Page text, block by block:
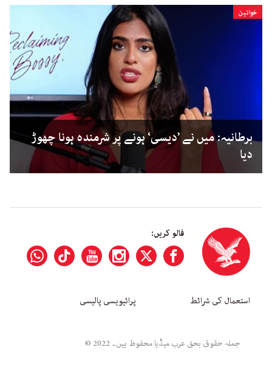
خواتین
برطانیہ: میں نے ’دیسی‘ ہونے پر شرمندہ ہونا چھوڑ
دیا
فالو کریں:
استعمال کی شرائط پرائیویسی پالیسی
جملہ حقوق بحق عرب میڈیا محفوظ ہیں۔ 2022 ©